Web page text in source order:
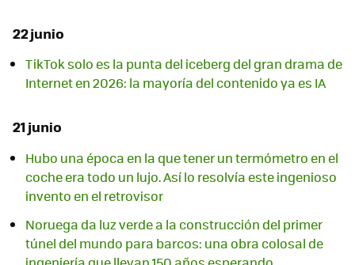
22 junio
TikTok solo es la punta del iceberg del gran drama de
Internet en 2026: la mayoría del contenido ya es IA
21 junio
Hubo una época en la que tener un termómetro en el
coche era todo un lujo. Así lo resolvía este ingenioso
invento en el retrovisor
Noruega da luz verde a la construcción del primer
túnel del mundo para barcos: una obra colosal de